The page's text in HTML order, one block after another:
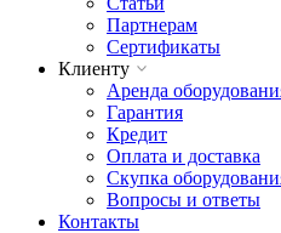
Партнерам
Сертификаты
Клиенту
Аренда
Гарантия
Кредит
Оплата и доставка
Скупка
Вопросы и ответы
Контакты